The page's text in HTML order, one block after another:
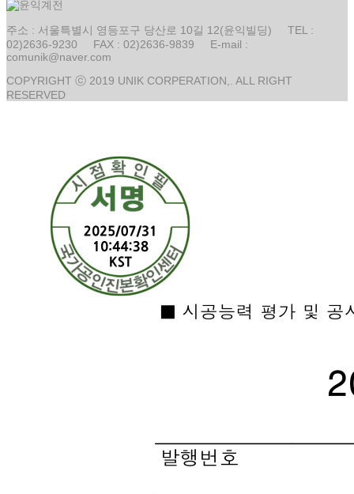
주소 : 서울특별시 영등포구 당산로 10길 12(윤익빌딩) TEL :
02)2636-9230 FAX : 02)2636-9839 E-mail :
comunik@naver.com
COPYRIGHT ⓒ 2019 UNIK CORPERATION,. ALL RIGHT
RESERVED